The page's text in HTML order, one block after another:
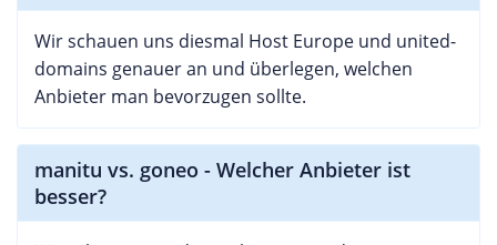
Wir schauen uns diesmal Host Europe und united-
domains genauer an und überlegen, welchen
Anbieter man bevorzugen sollte.
manitu vs. goneo - Welcher Anbieter ist
besser?